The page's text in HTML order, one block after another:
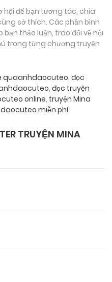
hội để bạn tương tác, chia
sở thích. Các phần bình
thảo luận, trao đổi về nội
trong từng chương truyện
quaanhdaocuteo, đọc
, đọc truyện
online, truyện Mina
miễn phí
TRUYỆN MINA